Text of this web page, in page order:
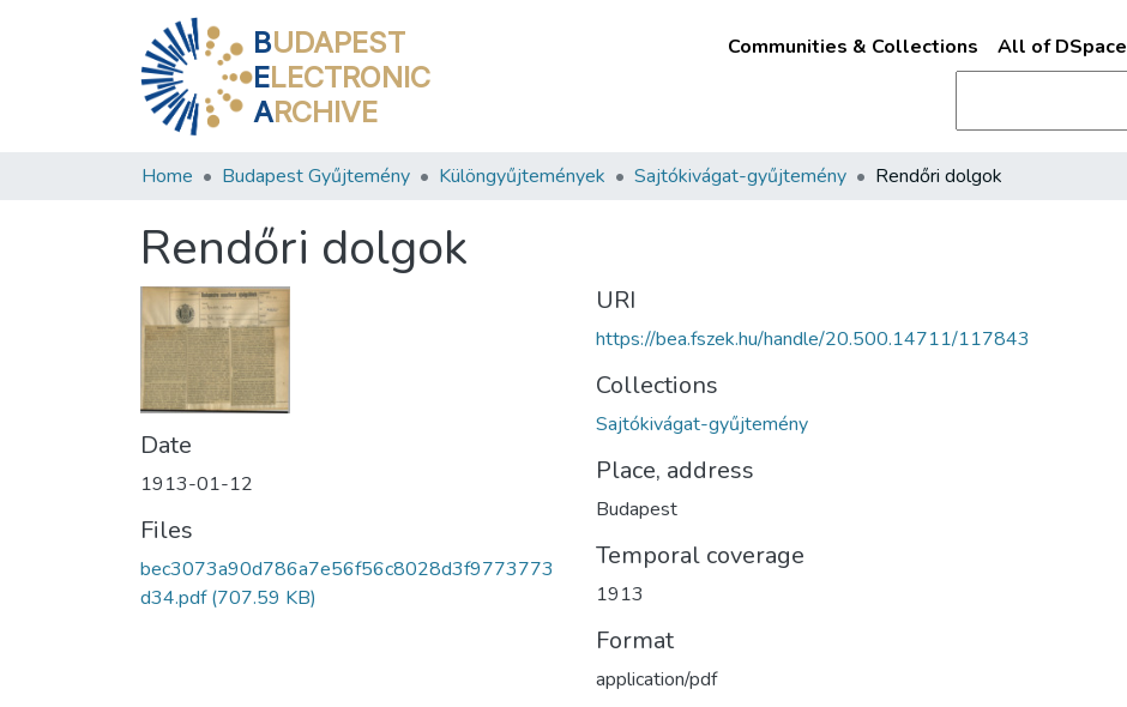
BUDAPEST
ELECTRONIC
ARCHIVE
Communities & Collections All of DSpace
Home Budapest Gyűjtemény Különgyűjtemények Sajtókivágat-gyűjtemény Rendőri dolgok
Rendőri dolgok
Date
1913-01-12
Files
bec3073a90d786a7e56f56c8028d3f9773773
d34.pdf(707.59 KB)
URI
https://bea.fszek.hu/handle/20.500.14711/117843
Collections
Sajtókivágat-gyűjtemény
Place, address
Budapest
Temporal coverage
1913
Format
application/pdf